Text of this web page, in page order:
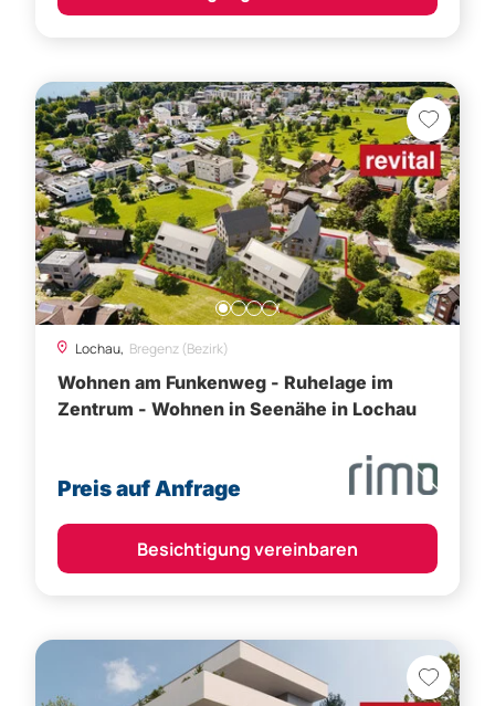
Lochau,Bregenz (Bezirk)
Wohnen am Funkenweg - Ruhelage im
Besichtigung vereinbaren